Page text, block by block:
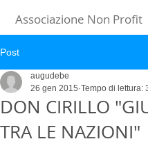
Associazione Non Profit
Post
DON CIRILLO
TRA LE NAZIONI"
augudebe
26 gen 2015 Tempo di lettura: